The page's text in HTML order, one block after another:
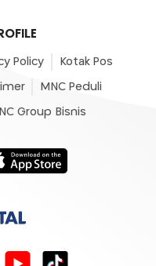
Policy Kotak Pos
MNC Peduli
Group Bisnis